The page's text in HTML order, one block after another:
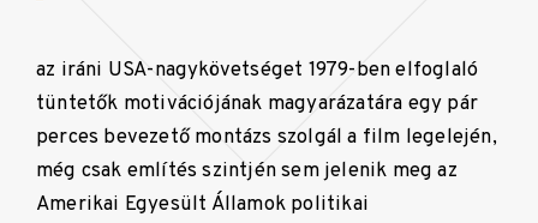
az iráni USA-nagykövetséget 1979-ben elfoglaló
tüntetők motivációjának magyarázatára egy pár
perces bevezető montázs szolgál a film legelején,
még csak említés szintjén sem jelenik meg az
Amerikai Egyesült Államok politikai